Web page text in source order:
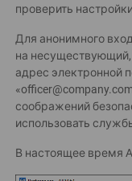
проверить
Для анонимного
на
адрес электронной
соображений
использовать
В настоящее время